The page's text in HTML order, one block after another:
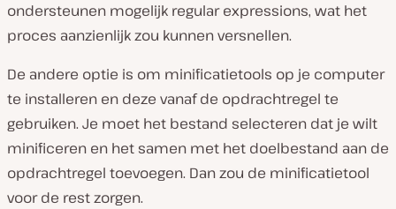
ondersteunen mogelijk regular expressions, wat het
proces aanzienlijk zou kunnen versnellen.
De andere optie is om minificatietools op je computer
te installeren en deze vanaf de opdrachtregel te
gebruiken. Je moet het bestand selecteren dat je wilt
minificeren en het samen met het doelbestand aan de
opdrachtregel toevoegen. Dan zou de minificatietool
voor de rest zorgen.